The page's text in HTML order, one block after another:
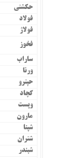
حکشتی‌
فولاد
فولاژ
فخوز
ساراب
ورنا
حپترو
کچاد
وپست
مارون
شپنا
شتران
شبندر